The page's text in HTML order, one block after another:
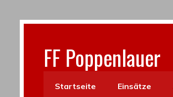
FF Poppenlauer
Startseite Einsätze